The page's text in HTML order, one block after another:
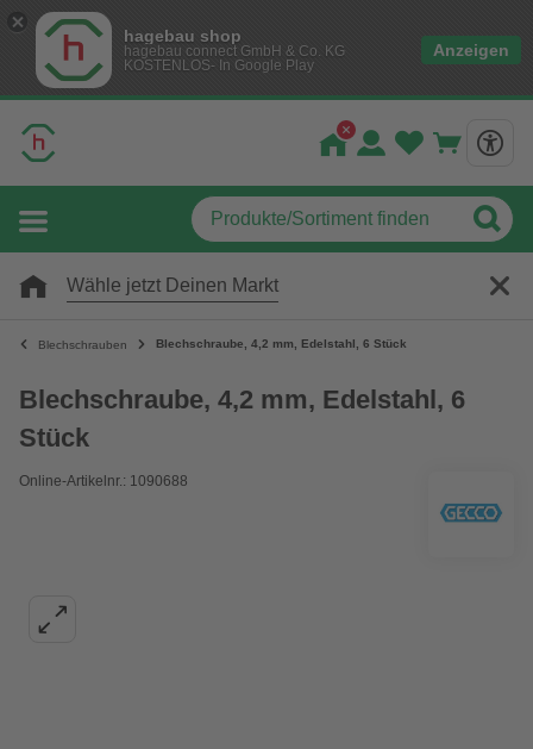
hagebau shop
hagebau connect GmbH & Co. KG
KOSTENLOS- In Google Play
Anzeigen
Wähle jetzt Deinen Markt
Blechschrauben Blechschraube, 4,2 mm, Edelstahl, 6 Stück
Blechschraube, 4,2 mm, Edelstahl, 6
Stück
Online-Artikelnr.: 1090688